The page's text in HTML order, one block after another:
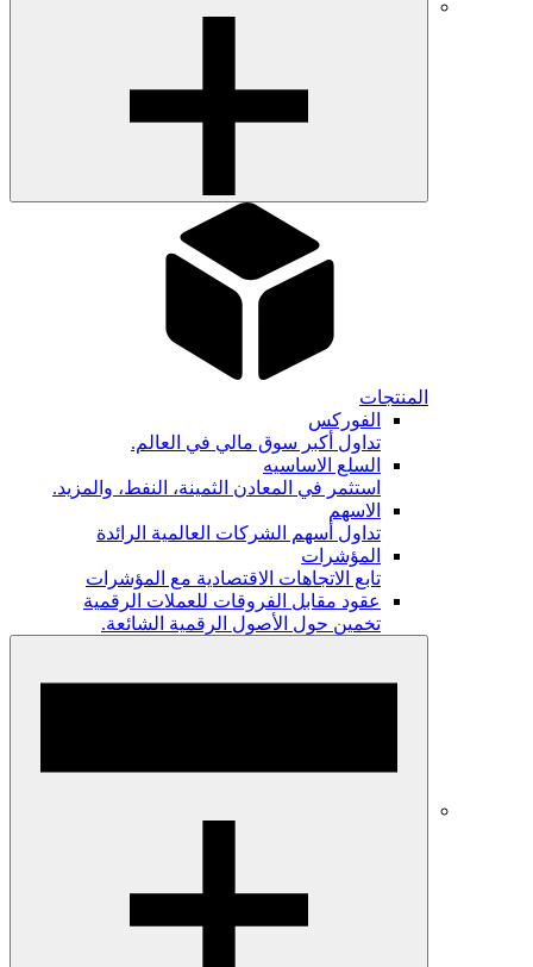
المنتجات
الفوركس
تداول أكبر سوق مالي في العالم.
السلع الاساسيه
استثمر في المعادن الثمينة، النفط، والمزيد.
الاسهم
تداول أسهم الشركات العالمية الرائدة
المؤشرات
تابع الاتجاهات الاقتصادية مع المؤشرات
عقود مقابل الفروقات للعملات الرقمية
تخمين حول الأصول الرقمية الشائعة.